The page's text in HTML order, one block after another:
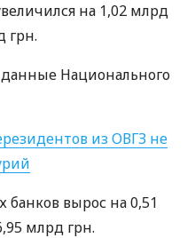
на 1,02 млрд
грн.
Национального
изОВГЗ не
банков вырос на 0,51
млрд грн.